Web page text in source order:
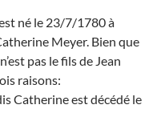
né le 23/7/1780 à
Meyer. Bien que
pas le fils de Jean
raisons:
Catherine est décédé le